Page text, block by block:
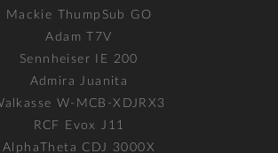
Mackie ThumpSub GO
Adam T7V
Sennheiser IE 200
Admira Juanita
W-MCB-XDJRX3
RCF Evox J11
AlphaTheta CDJ 3000X